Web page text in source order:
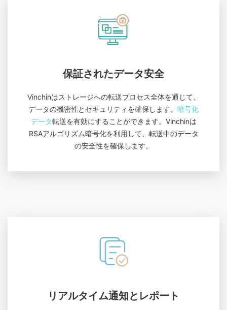
保証されたデータ安全
Vinchinはストレージへの転送プロセス全体を通じて、
データの機密性とセキュリティを確保します。 暗号化
データ転送を有効にすることができます。Vinchinは
RSAアルゴリズム暗号化を利用して、転送中のデータ
の安全性を確保します。
リアルタイム通知とレポート